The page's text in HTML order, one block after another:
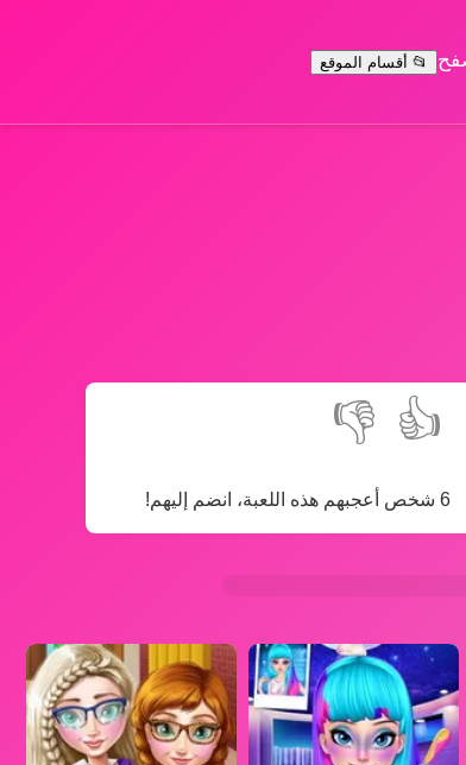
📂 أقسام الموقع
👍
👎
6 شخص أعجبهم هذه اللعبة، انضم إليهم!